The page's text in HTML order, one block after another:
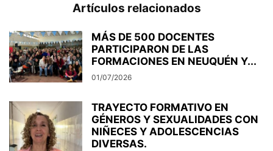
Artículos relacionados
MÁS DE 500 DOCENTES
PARTICIPARON DE LAS
FORMACIONES EN NEUQUÉN Y...
01/07/2026
TRAYECTO FORMATIVO EN
GÉNEROS Y SEXUALIDADES CON
NIÑECES Y ADOLESCENCIAS
DIVERSAS.